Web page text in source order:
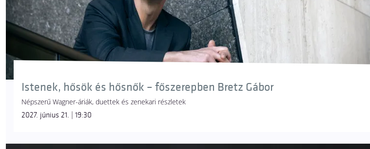
Istenek, hősök és hősnők – főszerepben Bretz Gábor
Népszerű Wagner-áriák, duettek és zenekari részletek
2027. június 21. | 19:30